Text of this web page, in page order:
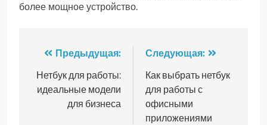
более мощное устройство.
Навигация
по
записям
Предыдущая:
Нетбук для работы:
идеальные модели
для бизнеса
Следующая:
Как выбрать нетбук
для работы с
офисными
приложениями